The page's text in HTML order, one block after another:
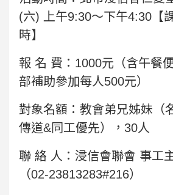
(六) 上午9:30～下午4:30【
時】
報 名 費：1000元（含午餐
部補助參加每人500元）
對象名額：教會弟兄姊妹（
傳道&同工優先），30人
聯 絡 人：浸信會聯會 事工
（02-23813283#216）